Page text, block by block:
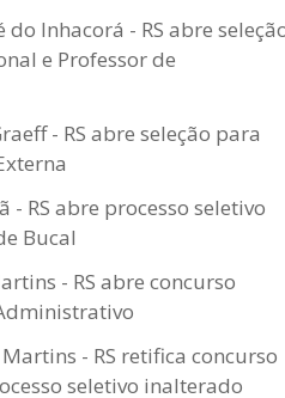
do Inhacorá - RS abre
e Professor de
- RS abre seleção para
RS abre processo seletivo
Bucal
- RS abre concurso
- RS retifica concurso
seletivo inalterado